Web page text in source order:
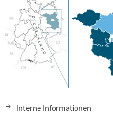
Interne Informationen